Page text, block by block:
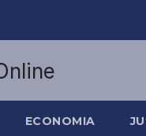
ECONOMIA